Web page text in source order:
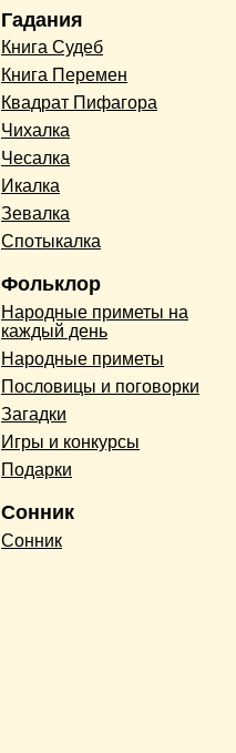
Гадания
Книга Судеб
Книга Перемен
Квадрат Пифагора
Чихалка
Чесалка
Икалка
Зевалка
Спотыкалка
Фольклор
Народные приметы на
каждый день
Народные приметы
Пословицы и поговорки
Загадки
Игры и конкурсы
Подарки
Сонник
Сонник